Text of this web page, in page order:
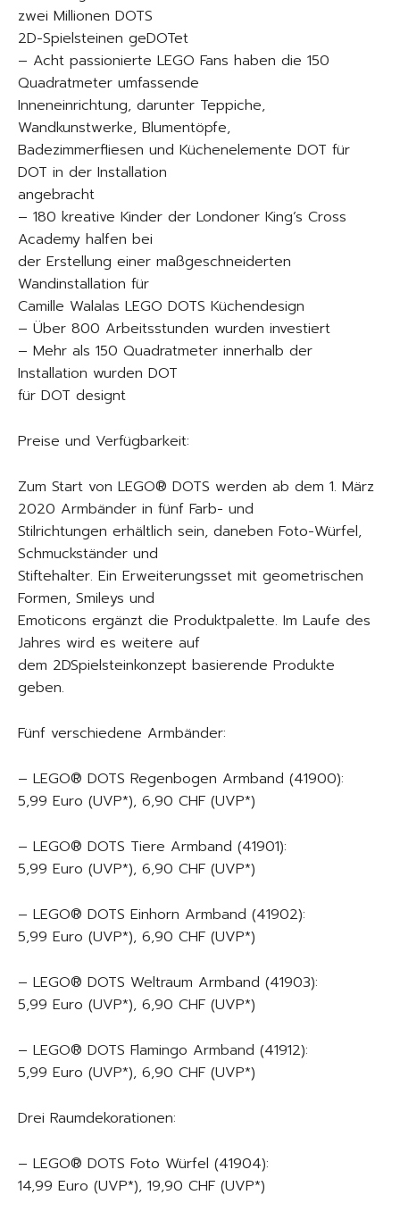
zwei Millionen DOTS
2D-Spielsteinen geDOTet
– Acht passionierte LEGO Fans haben die 150
Quadratmeter umfassende
Inneneinrichtung, darunter Teppiche,
Wandkunstwerke, Blumentöpfe,
Badezimmerfliesen und Küchenelemente DOT für
DOT in der Installation
angebracht
– 180 kreative Kinder der Londoner King’s Cross
Academy halfen bei
der Erstellung einer maßgeschneiderten
Wandinstallation für
Camille Walalas LEGO DOTS Küchendesign
– Über 800 Arbeitsstunden wurden investiert
– Mehr als 150 Quadratmeter innerhalb der
Installation wurden DOT
für DOT designt
Preise und Verfügbarkeit:
Zum Start von LEGO® DOTS werden ab dem 1. März
2020 Armbänder in fünf Farb- und
Stilrichtungen erhältlich sein, daneben Foto-Würfel,
Schmuckständer und
Stiftehalter. Ein Erweiterungsset mit geometrischen
Formen, Smileys und
Emoticons ergänzt die Produktpalette. Im Laufe des
Jahres wird es weitere auf
dem 2DSpielsteinkonzept basierende Produkte
geben.
Fünf verschiedene Armbänder:
– LEGO® DOTS Regenbogen Armband (41900):
5,99 Euro (UVP*), 6,90 CHF (UVP*)
– LEGO® DOTS Tiere Armband (41901):
5,99 Euro (UVP*), 6,90 CHF (UVP*)
– LEGO® DOTS Einhorn Armband (41902):
5,99 Euro (UVP*), 6,90 CHF (UVP*)
– LEGO® DOTS Weltraum Armband (41903):
5,99 Euro (UVP*), 6,90 CHF (UVP*)
– LEGO® DOTS Flamingo Armband (41912):
5,99 Euro (UVP*), 6,90 CHF (UVP*)
Drei Raumdekorationen:
– LEGO® DOTS Foto Würfel (41904):
14,99 Euro (UVP*), 19,90 CHF (UVP*)